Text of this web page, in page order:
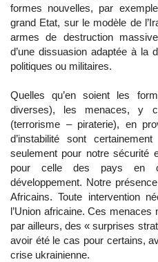
formes nouvelles, par
grand Etat, sur le modèle de
armes de destruction
d’une dissuasion adaptée à la
politiques ou militaires.
Quelles qu’en soient les
diverses), les menaces, y
(terrorisme – piraterie), en
d’instabilité sont
seulement pour notre sécurité
pour celle des pays en
développement. Notre
Africains. Toute intervention
l’Union africaine. Ces menaces
par ailleurs, des « surprises
avoir été le cas pour certains,
crise ukrainienne.